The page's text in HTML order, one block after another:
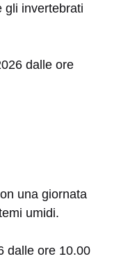
gli invertebrati
dalle ore
una giornata
umidi.
dalle ore 10.00